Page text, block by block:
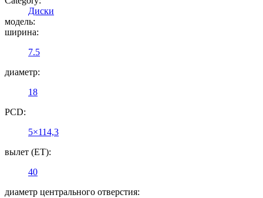
Диски
модель:
ширина:
7.5
диаметр:
18
PCD:
5×114,3
вылет (ET):
40
диаметр центрального отверстия: